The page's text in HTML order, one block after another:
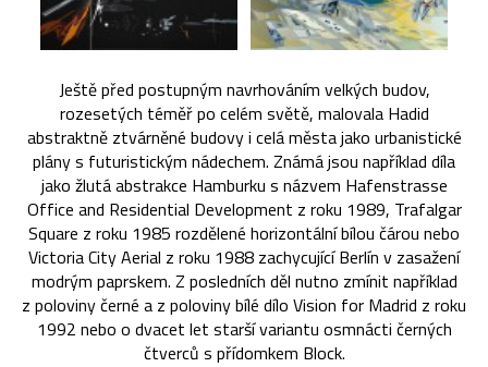
Ještě před postupným navrhováním velkých budov,
rozesetých téměř po celém světě, malovala Hadid
abstraktně ztvárněné budovy i celá města jako urbanistické
plány s futuristickým nádechem. Známá jsou například díla
jako žlutá abstrakce Hamburku s názvem Hafenstrasse
Office and Residential Development z roku 1989, Trafalgar
Square z roku 1985 rozdělené horizontální bílou čárou nebo
Victoria City Aerial z roku 1988 zachycující Berlín v zasažení
modrým paprskem. Z posledních děl nutno zmínit například
z poloviny černé a z poloviny bílé dílo Vision for Madrid z roku
1992 nebo o dvacet let starší variantu osmnácti černých
čtverců s přídomkem Block.